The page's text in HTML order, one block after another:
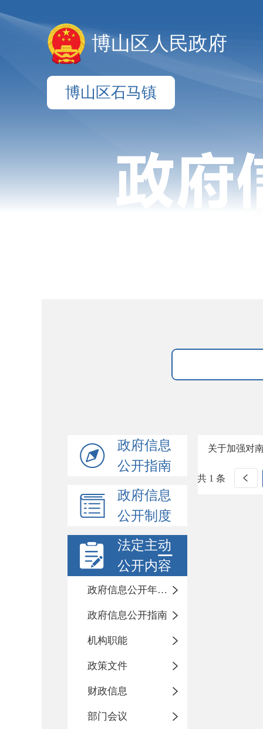
博山区人民政府
博山区石马镇
政府信息
公开指南
政府信息
公开制度
法定主动
公开内容
政府信息公开年度报告
政府信息公开指南
机构职能
政策文件
财政信息
部门会议
关于加强对
共 1 条